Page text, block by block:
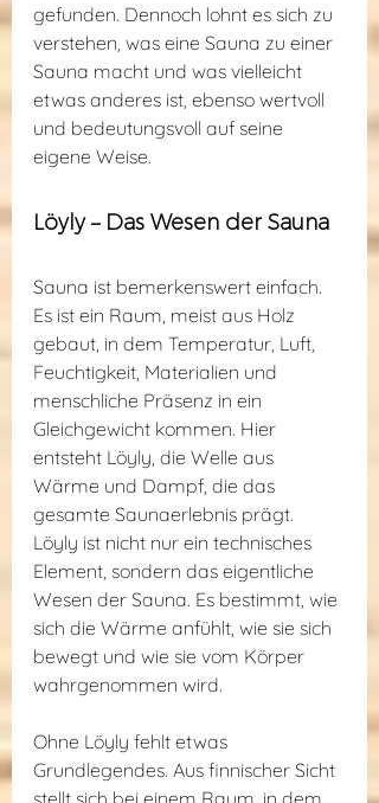
gefunden. Dennoch lohnt es sich zu
verstehen, was eine Sauna zu einer
Sauna macht und was vielleicht
etwas anderes ist, ebenso wertvoll
und bedeutungsvoll auf seine
eigene Weise.
Löyly – Das Wesen der Sauna
Sauna ist bemerkenswert einfach.
Es ist ein Raum, meist aus Holz
gebaut, in dem Temperatur, Luft,
Feuchtigkeit, Materialien und
menschliche Präsenz in ein
Gleichgewicht kommen. Hier
entsteht Löyly, die Welle aus
Wärme und Dampf, die das
gesamte Saunaerlebnis prägt.
Löyly ist nicht nur ein technisches
Element, sondern das eigentliche
Wesen der Sauna. Es bestimmt, wie
sich die Wärme anfühlt, wie sie sich
bewegt und wie sie vom Körper
wahrgenommen wird.
Ohne Löyly fehlt etwas
Grundlegendes. Aus finnischer Sicht